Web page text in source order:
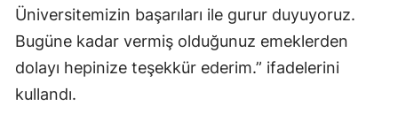
Üniversitemizin başarıları ile gurur duyuyoruz.
Bugüne kadar vermiş olduğunuz emeklerden
dolayı hepinize teşekkür ederim.” ifadelerini
kullandı.